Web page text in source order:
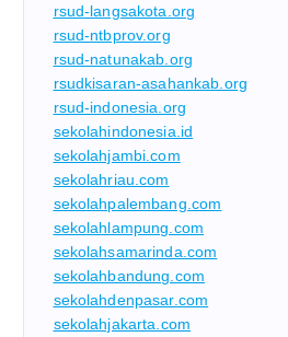
rsud-langsakota.org
rsud-ntbprov.org
rsud-natunakab.org
rsudkisaran-asahankab.org
rsud-indonesia.org
sekolahindonesia.id
sekolahjambi.com
sekolahriau.com
sekolahpalembang.com
sekolahlampung.com
sekolahsamarinda.com
sekolahbandung.com
sekolahdenpasar.com
sekolahjakarta.com